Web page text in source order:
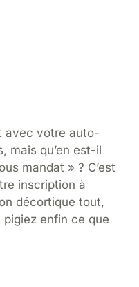
avec votre auto-
mais qu’en est-il
mandat » ? C’est
inscription à
décortique tout,
enfin ce que